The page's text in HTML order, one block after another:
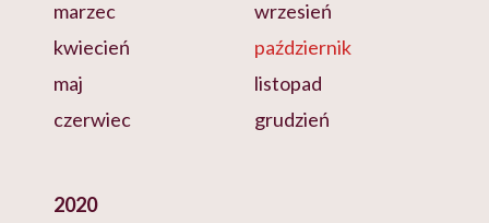
marzec
kwiecień
maj
czerwiec
wrzesień
październik
listopad
grudzień
2020